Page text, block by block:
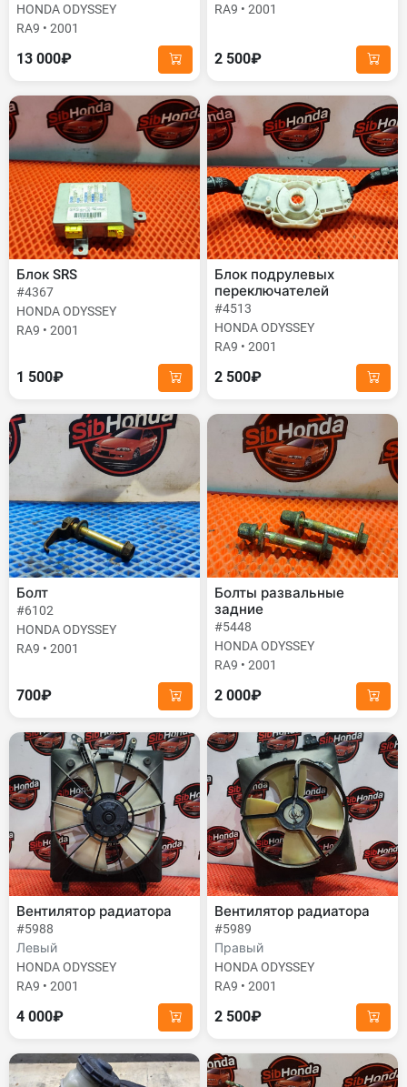
HONDA ODYSSEY
RA9 • 2001
13 000₽
RA9 • 2001
2 500₽
Блок SRS
#4367
HONDA ODYSSEY
RA9 • 2001
1 500₽
Блок подрулевых
переключателей
#4513
HONDA ODYSSEY
RA9 • 2001
2 500₽
Болт
#6102
HONDA ODYSSEY
RA9 • 2001
700₽
Болты развальные
задние
#5448
HONDA ODYSSEY
RA9 • 2001
2 000₽
Вентилятор радиатора
#5988
Левый
HONDA ODYSSEY
RA9 • 2001
4 000₽
Вентилятор радиатора
#5989
Правый
HONDA ODYSSEY
RA9 • 2001
2 500₽